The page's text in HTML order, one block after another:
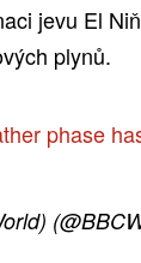
jevu El
plynů.
phase